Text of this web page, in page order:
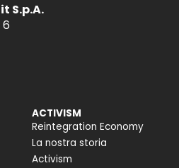
S.p.A.
6
ACTIVISM
Reintegration Economy
La nostra storia
Activism